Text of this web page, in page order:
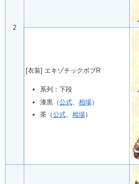
2
[衣装] エキゾチックボブR
系列：下段
漆黒（公式、 相場）
茶（公式、 相場）